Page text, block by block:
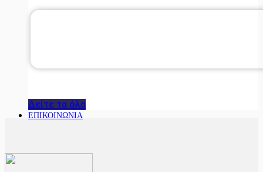
Δείτε τα όλα
ΕΠΙΚΟΙΝΩΝΙΑ